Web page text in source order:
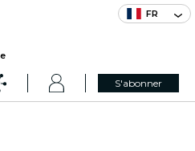
FR
S'abonner